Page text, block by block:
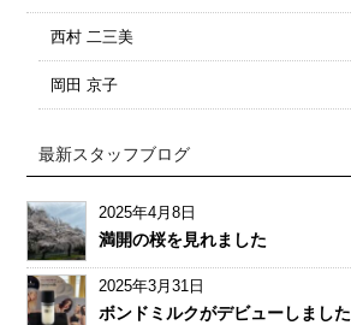
西村 二三美
岡田 京子
最新スタッフブログ
2025年4月8日
満開の桜を見れました
2025年3月31日
ボンドミルクがデビューしました